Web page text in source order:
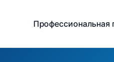
Профессиональная